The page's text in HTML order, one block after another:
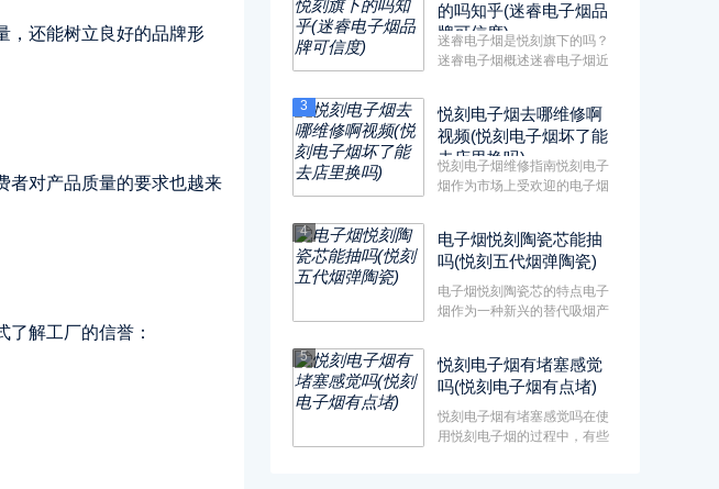
，还能树立良好的品牌形
者对产品质量的要求也越来
解工厂的信誉：
的吗知乎(迷睿电子烟品
牌可信度)
迷睿电子烟是悦刻旗下的吗？
迷睿电子烟概述迷睿电子烟近
3
悦刻电子烟去哪维修啊
视频(悦刻电子烟坏了能
去店里换吗)
悦刻电子烟维修指南悦刻电子
烟作为市场上受欢迎的电子烟
4
电子烟悦刻陶瓷芯能抽
吗(悦刻五代烟弹陶瓷)
电子烟悦刻陶瓷芯的特点电子
烟作为一种新兴的替代吸烟产
5
悦刻电子烟有堵塞感觉
吗(悦刻电子烟有点堵)
悦刻电子烟有堵塞感觉吗在使
用悦刻电子烟的过程中，有些